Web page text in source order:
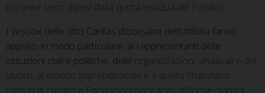
più brevi sono dipesi dalla quota residua del Fondo).
I vescovi delle otto Caritas diocesane dell’Umbria fanno
appello, in modo particolare, ai rappresentanti delle
istituzioni civili e politiche, delle
organizzazioni sindacali e del
lavoro, al mondo imprenditoriale e a quello finanziario
(Istituti di credito e Fondazioni bancarie), affinché diano il